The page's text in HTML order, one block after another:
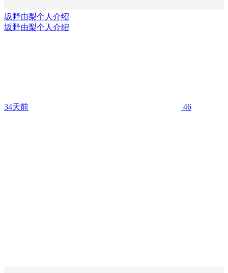
坂野由梨个人介绍
坂野由梨个人介绍
34天前 46